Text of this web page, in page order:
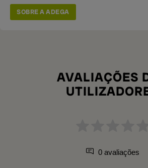
SOBRE A ADEGA
AVALIAÇÕES
0 avaliações